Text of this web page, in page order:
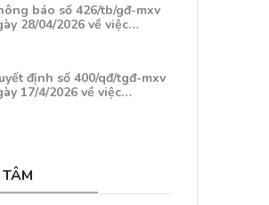
báo số 426/tb/gđ-mxv
28/04/2026 về việc…
định số 400/qđ/tgđ-mxv
17/4/2026 về việc…